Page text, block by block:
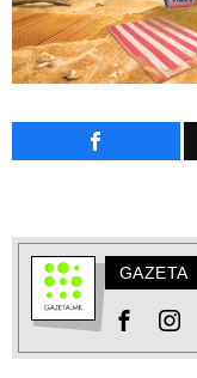
GAZETA